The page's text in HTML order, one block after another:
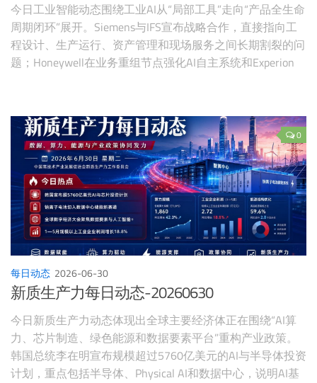
今日工业智能动态围绕工业AI从“局部工具”走向“产品全生命
周期闭环”展开。Siemens与IFS宣布战略合作，直接指向工
程设计、生产运行、资产管理和现场服务之间长期割裂的问
题；Honeywell在业务重组节点强化AI自主系统和Experion
365.5亿美元，AI相关产能扩张推动设备与自动化投资；全
球数字经济大会则将智能制造、机器人、世界模型、仿真技
术纳入集中发布平台，说明工业AI已经成为数字经济与先进
制造交汇处的重点方向。
0
每日动态 2026-06-30
新质生产力每日动态-20260630
今日新质生产力动态体现出全球主要经济体正在围绕“AI算
力、芯片制造、绿色能源和数据要素平台”重构产业政策。
韩国总统李在明宣布规模超过5760亿美元的AI与半导体投资
计划，重点包括半导体、Physical AI和数据中心，说明AI基